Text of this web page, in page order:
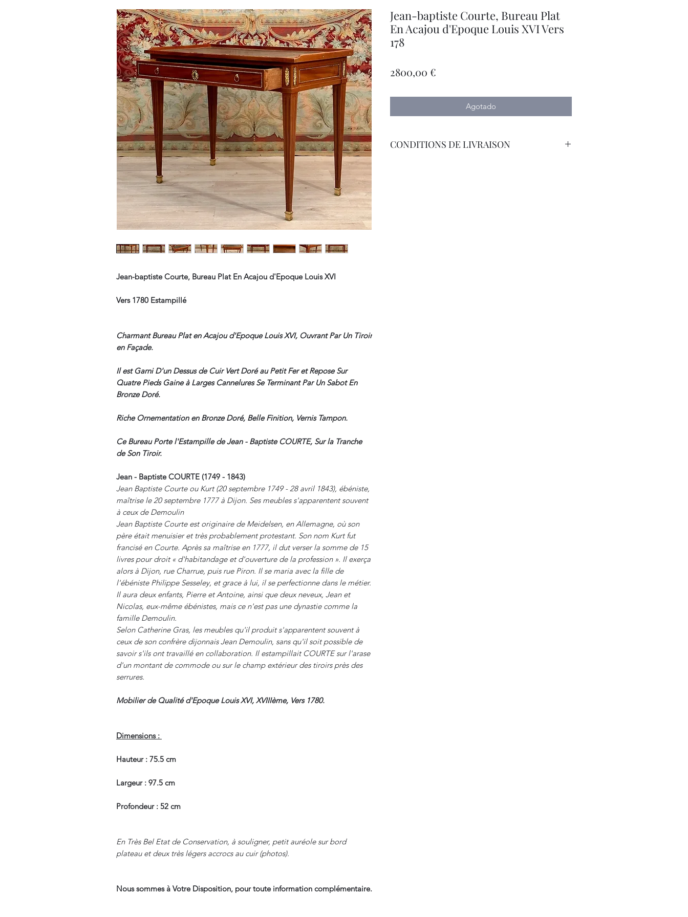
Jean-baptiste Courte, Bureau Plat En Acajou d'Epoque Louis XVI
Vers 1780 Estampillé
Charmant Bureau Plat en Acajou d'Epoque Louis XVI, Ouvrant Par Un Tiroir
en Façade.
Il est Garni D'un Dessus de Cuir Vert Doré au Petit Fer et Repose Sur
Quatre Pieds Gaine à Larges Cannelures Se Terminant Par Un Sabot En
Bronze Doré.
Riche Ornementation en Bronze Doré, Belle Finition, Vernis Tampon.
Ce Bureau Porte l'Estampille de Jean - Baptiste COURTE, Sur la Tranche
de Son Tiroir.
Jean - Baptiste COURTE (1749 - 1843)
Jean Baptiste Courte ou Kurt (20 septembre 1749 - 28 avril 1843), ébéniste,
maîtrise le 20 septembre 1777 à Dijon. Ses meubles s'apparentent souvent
à ceux de Demoulin
Jean Baptiste Courte est originaire de Meidelsen, en Allemagne, où son
père était menuisier et très probablement protestant. Son nom Kurt fut
francisé en Courte. Après sa maîtrise en 1777, il dut verser la somme de 15
livres pour droit « d'habitandage et d'ouverture de la profession ». Il exerça
alors à Dijon, rue Charrue, puis rue Piron. Il se maria avec la fille de
l'ébéniste Philippe Sesseley, et grace à lui, il se perfectionne dans le métier.
Il aura deux enfants, Pierre et Antoine, ainsi que deux neveux, Jean et
Nicolas, eux-même ébénistes, mais ce n'est pas une dynastie comme la
famille Demoulin.
Selon Catherine Gras, les meubles qu'il produit s'apparentent souvent à
ceux de son confrère dijonnais Jean Demoulin, sans qu'il soit possible de
savoir s'ils ont travaillé en collaboration. Il estampillait COURTE sur l'arase
d'un montant de commode ou sur le champ extérieur des tiroirs près des
serrures.
Mobilier de Qualité d'Epoque Louis XVI, XVIIIème, Vers 1780.
Dimensions :
Hauteur : 75.5 cm
Largeur : 97.5 cm
Profondeur : 52 cm
En Très Bel Etat de Conservation, à souligner, petit auréole sur bord
plateau et deux très légers accrocs au cuir (photos).
Nous sommes à Votre Disposition, pour toute information complémentaire.
Jean-baptiste Courte, Bureau Plat
En Acajou d'Epoque Louis XVI Vers
178
2800,00 €
Agotado
CONDITIONS DE LIVRAISON